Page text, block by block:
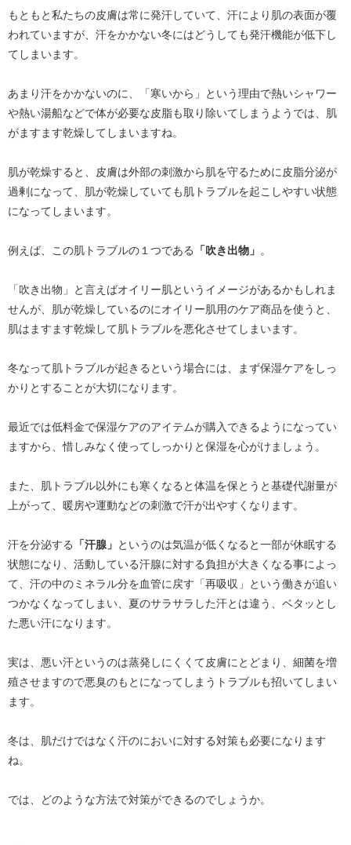
もともと私たちの皮膚は常に発汗していて、汗により肌の表面が覆
われていますが、汗をかかない冬にはどうしても発汗機能が低下し
てしまいます。
あまり汗をかかないのに、「寒いから」という理由で熱いシャワー
や熱い湯船などで体が必要な皮脂も取り除いてしまうようでは、肌
がますます乾燥してしまいますね。
肌が乾燥すると、皮膚は外部の刺激から肌を守るために皮脂分泌が
過剰になって、肌が乾燥していても肌トラブルを起こしやすい状態
になってしまいます。
例えば、この肌トラブルの１つである 「吹き出物」 。
「吹き出物」と言えばオイリー肌というイメージがあるかもしれま
せんが、肌が乾燥しているのにオイリー肌用のケア商品を使うと、
肌はますます乾燥して肌トラブルを悪化させてしまいます。
冬なって肌トラブルが起きるという場合には、まず保湿ケアをしっ
かりとすることが大切になります。
最近では低料金で保湿ケアのアイテムが購入できるようになってい
ますから、惜しみなく使ってしっかりと保湿を心がけましょう。
また、肌トラブル以外にも寒くなると体温を保とうと基礎代謝量が
上がって、暖房や運動などの刺激で汗が出やすくなります。
汗を分泌する 「汗腺」 というのは気温が低くなると一部が休眠する
状態になり、活動している汗腺に対する負担が大きくなる事によっ
て、汗の中のミネラル分を血管に戻す「再吸収」という働きが追い
つかなくなってしまい、夏のサラサラした汗とは違う、ベタッとし
た悪い汗になります。
実は、悪い汗というのは蒸発しにくくて皮膚にとどまり、細菌を増
殖させますので悪臭のもとになってしまうトラブルも招いてしまい
ます。
冬は、肌だけではなく汗のにおいに対する対策も必要になります
ね。
では、どのような方法で対策ができるのでしょうか。